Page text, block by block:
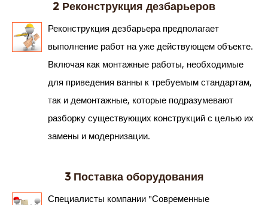
2 Реконструкция дезбарьеров
Реконструкция дезбарьера предполагает
выполнение работ на уже действующем объекте.
Включая как монтажные работы, необходимые
для приведения ванны к требуемым стандартам,
так и демонтажные, которые подразумевают
разборку существующих конструкций с целью их
замены и модернизации.
3 Поставка оборудования
Специалисты компании "Современные